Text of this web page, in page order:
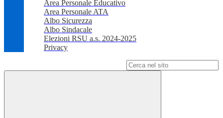
Area Personale Educativo
Area Personale ATA
Albo Sicurezza
Albo Sindacale
Elezioni RSU a.s. 2024-2025
Privacy